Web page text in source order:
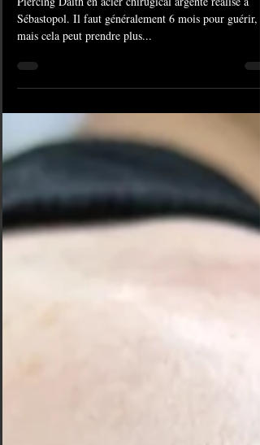
#1329 Piercing Daith |
American Body Art
Piercing Daith en acier chirugical argenté réalisé à